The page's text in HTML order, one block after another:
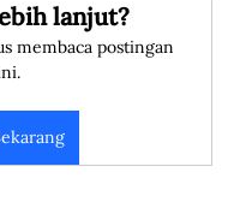
lanjut?
membaca postingan